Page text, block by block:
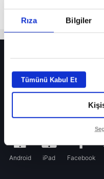
Rıza Bilgiler
Tümünü Kabul Et
Fenerbahçe’de sürpriz ayrılık
Fenerbahçe’nin yeni transferi
Galatasaray’da rota yeniden
Android iPad Facebook